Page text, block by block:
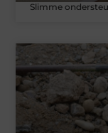
Slimme